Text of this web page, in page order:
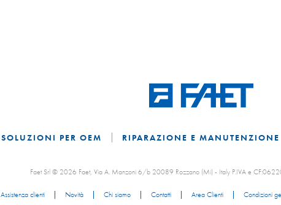
SOLUZIONI PER OEM RIPARAZIONE E MANUTENZIONE
Faet Srl © 2026 Faet, Via A. Manzoni 6/b 20089 Rozzano (Mi) - Italy P.IVA e
Assistenza clienti Novità Chi siamo Contatti Area Clienti Condizioni